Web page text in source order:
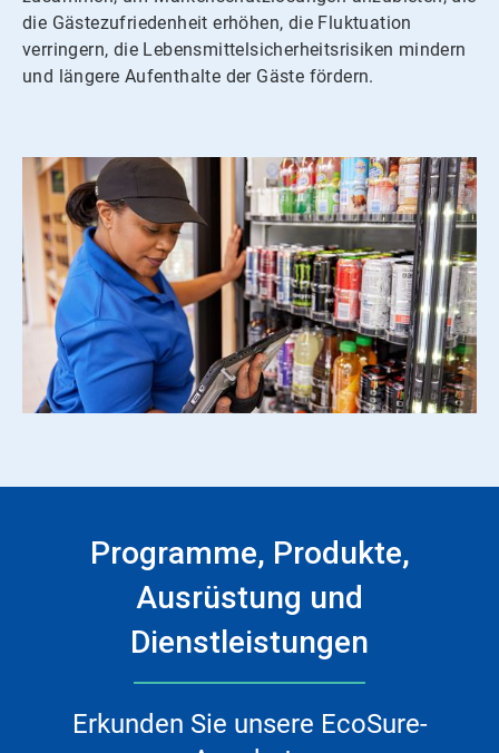
die Gästezufriedenheit erhöhen, die Fluktuation
verringern, die Lebensmittelsicherheitsrisiken mindern
und längere Aufenthalte der Gäste fördern.
Programme, Produkte,
Ausrüstung und
Dienstleistungen
Erkunden Sie unsere EcoSure-